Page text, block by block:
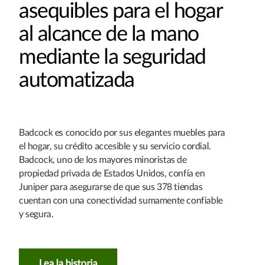
asequibles para el hogar
al alcance de la mano
mediante la seguridad
automatizada
Badcock es conocido por sus elegantes muebles para
el hogar, su crédito accesible y su servicio cordial.
Badcock, uno de los mayores minoristas de
propiedad privada de Estados Unidos, confía en
Juniper para asegurarse de que sus 378 tiendas
cuentan con una conectividad sumamente confiable
y segura.